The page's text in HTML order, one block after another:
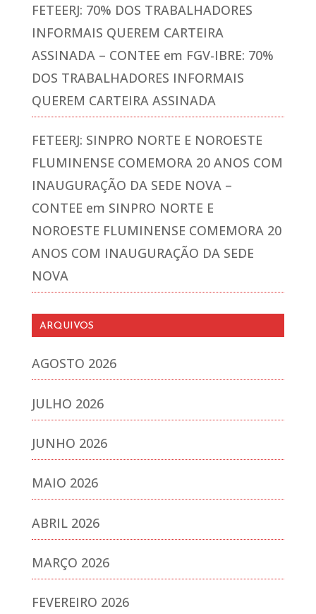
FETEERJ: 70% DOS TRABALHADORES
INFORMAIS QUEREM CARTEIRA
ASSINADA – CONTEE em FGV-IBRE: 70%
DOS TRABALHADORES INFORMAIS
QUEREM CARTEIRA ASSINADA
FETEERJ: SINPRO NORTE E NOROESTE
FLUMINENSE COMEMORA 20 ANOS COM
INAUGURAÇÃO DA SEDE NOVA –
CONTEE em SINPRO NORTE E
NOROESTE FLUMINENSE COMEMORA 20
ANOS COM INAUGURAÇÃO DA SEDE
NOVA
ARQUIVOS
AGOSTO 2026
JULHO 2026
JUNHO 2026
MAIO 2026
ABRIL 2026
MARÇO 2026
FEVEREIRO 2026